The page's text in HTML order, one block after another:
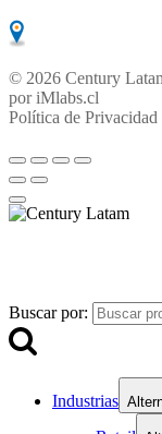
© 2026 Century
poriMlabs.cl
Política de Privacidad
Buscar por:
Industrias